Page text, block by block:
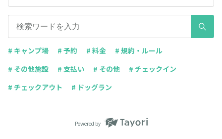
# キャンプ場 # 予約 # 料金
# 規約・ルール
# その他施設
# 支払い # その他
# チェックイン
# チェックアウト
# ドッグラン
Powered by